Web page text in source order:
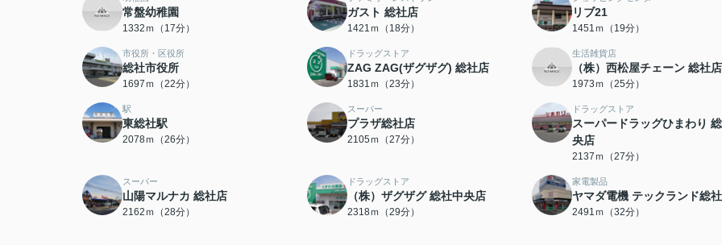
常盤幼稚園
1332ｍ（17分）
ガスト 総社店
1421ｍ（18分）
リブ21
1451ｍ（19分）
市役所・区役所
総社市役所
1697ｍ（22分）
ドラッグストア
ZAG ZAG(ザグザグ) 総社店
1831ｍ（23分）
生活雑貨店
（株）西松屋チェーン 総社店
1973ｍ（25分）
駅
東総社駅
2078ｍ（26分）
スーパー
プラザ総社店
2105ｍ（27分）
ドラッグストア
スーパードラッグひまわり
央店
2137ｍ（27分）
スーパー
山陽マルナカ 総社店
2162ｍ（28分）
ドラッグストア
（株）ザグザグ 総社中央店
2318ｍ（29分）
家電製品
ヤマダ電機 テックランド総
2491ｍ（32分）